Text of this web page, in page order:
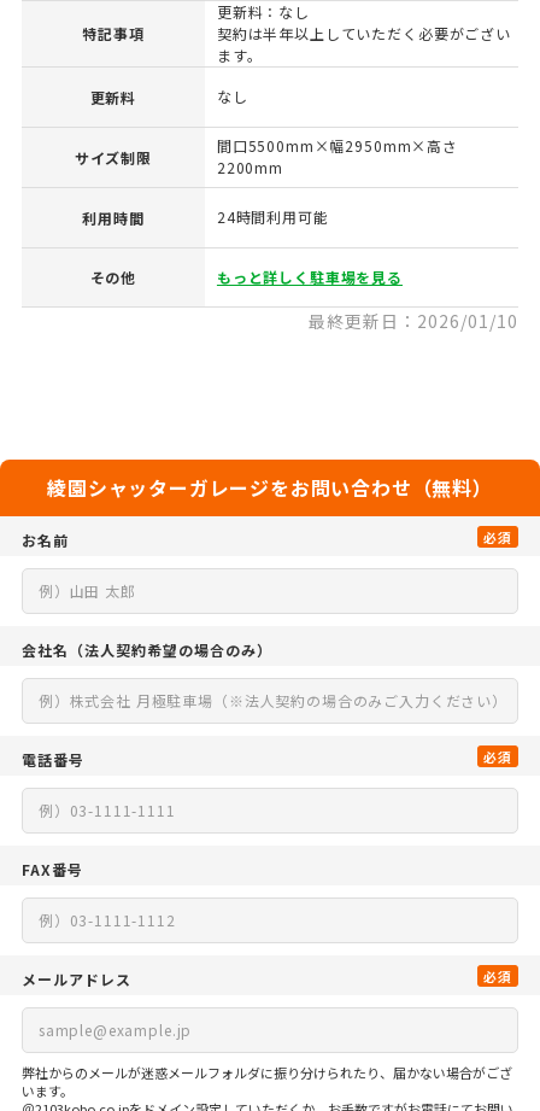
特記事項
更新料：なし
契約は半年以上していただく必要がござい
ます。
更新料 なし
サイズ制限
間口5500mm×幅2950mm×高さ
2200mm
利用時間 24時間利用可能
その他 もっと詳しく駐車場を見る
最終更新日：2026/01/10
綾園シャッターガレージをお問い合わせ（無料）
お名前 必須
会社名 （法人契約希望の場合のみ）
電話番号 必須
FAX番号
メールアドレス 必須
弊社からのメールが迷惑メールフォルダに振り分けられたり、届かない場合がござ
います。